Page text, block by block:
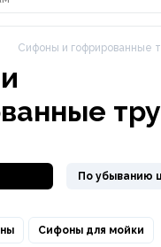
Сифоны и гофрированные
По убыванию
Сифоны для мойки